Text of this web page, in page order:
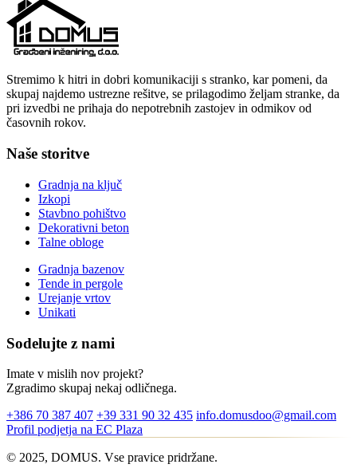
Stremimo k hitri in dobri komunikaciji s stranko, kar pomeni, da
skupaj najdemo ustrezne rešitve, se prilagodimo željam stranke, da
pri izvedbi ne prihaja do nepotrebnih zastojev in odmikov od
časovnih rokov.
Naše storitve
Gradnja na ključ
Izkopi
Stavbno pohištvo
Dekorativni beton
Talne obloge
Gradnja bazenov
Tende in pergole
Urejanje vrtov
Unikati
Sodelujte z nami
Imate v mislih nov projekt?
Zgradimo skupaj nekaj odličnega.
+386 70 387 407 +39 331 90 32 435 info.domusdoo@gmail.com
Profil podjetja na EC Plaza
© 2025, DOMUS. Vse pravice pridržane.